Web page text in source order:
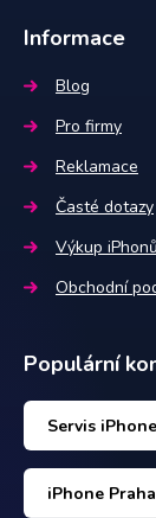
Informace
Blog
Pro firmy
Reklamace
Časté dotazy
Výkup iPhonů
Obchodní
Populární
Servis iPhone
iPhone Praha